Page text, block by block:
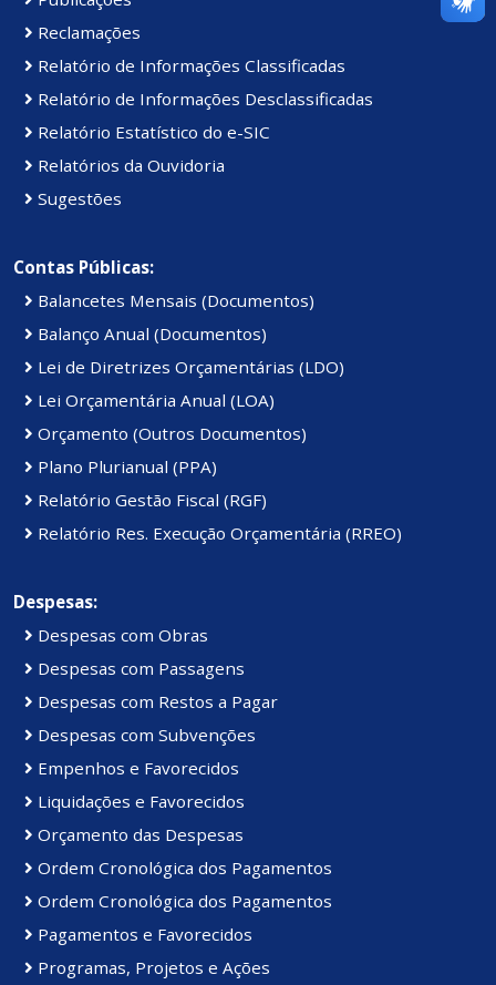
Reclamações
Relatório de Informações Classificadas
Relatório de Informações Desclassificadas
Relatório Estatístico do e-SIC
Relatórios da Ouvidoria
Sugestões
Contas Públicas:
Balancetes Mensais (Documentos)
Balanço Anual (Documentos)
Lei de Diretrizes Orçamentárias (LDO)
Lei Orçamentária Anual (LOA)
Orçamento (Outros Documentos)
Plano Plurianual (PPA)
Relatório Gestão Fiscal (RGF)
Relatório Res. Execução Orçamentária (RREO)
Despesas:
Despesas com Obras
Despesas com Passagens
Despesas com Restos a Pagar
Despesas com Subvenções
Empenhos e Favorecidos
Liquidações e Favorecidos
Orçamento das Despesas
Ordem Cronológica dos Pagamentos
Ordem Cronológica dos Pagamentos
Pagamentos e Favorecidos
Programas, Projetos e Ações